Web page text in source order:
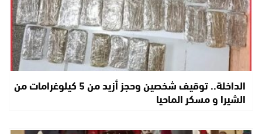
الداخلة.. توقيف شخصين وحجز أزيد من 5 كيلوغرامات من
الشيرا و مسكر الماحيا